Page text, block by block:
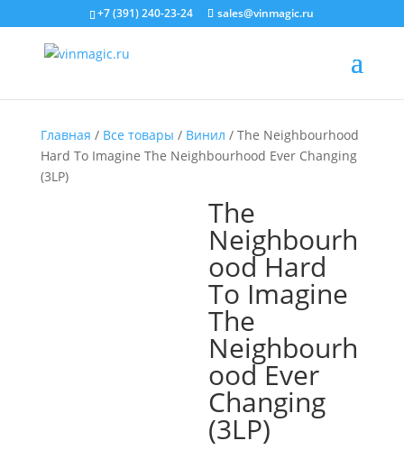
+7 (391) 240-23-24 sales@vinmagic.ru
Главная / Все товары / Винил / The Neighbourhood
Hard To Imagine The Neighbourhood Ever Changing
(3LP)
The
Neighbourh
ood Hard
To Imagine
The
Neighbourh
ood Ever
Changing
(3LP)